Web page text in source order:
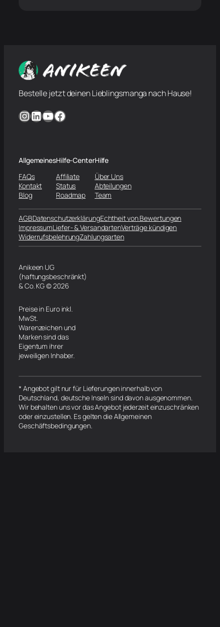
Bestelle jetzt deinen Lieblingsmanga nach Hause!
InstagramLinkedIn YouTube Facebook
Allgemeines
FAQs
Kontakt
Blog
Hilfe-Center
Affiliate
Status
Roadmap
Hilfe
Über Uns
Abteilungen
Team
AGBDatenschutzerklärungEchtheit von Bewertungen
ImpressumLiefer- & VersandartenVerträge kündigen
WiderrufsbelehrungZahlungsarten
Anikeen UG
(haftungsbeschränkt)
& Co. KG © 2026
Preise in Euro inkl.
MwSt.
Warenzeichen und
Marken sind das
Eigentum ihrer
jeweiligen Inhaber.
* Angebot gilt nur für Lieferungen innerhalb von
Deutschland, deutsche Inseln sind davon ausgenommen.
Wir behalten uns vor das Angebot jederzeit einzuschränken
oder einzustellen. Es gelten die Allgemeinen
Geschäftsbedingungen.